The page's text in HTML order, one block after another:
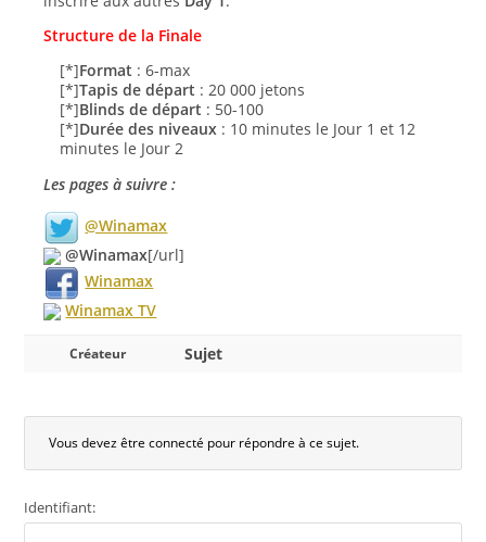
Structure de la Finale
[*]Format : 6-max
[*]Tapis de départ : 20 000 jetons
[*]Blinds de départ : 50-100
[*]Durée des niveaux : 10 minutes le Jour 1 et 12
minutes le Jour 2
Les pages à suivre :
@Winamax
@Winamax[/url]
Winamax
Winamax TV
Créateur Sujet
Vous devez être connecté pour répondre à ce sujet.
Identifiant: